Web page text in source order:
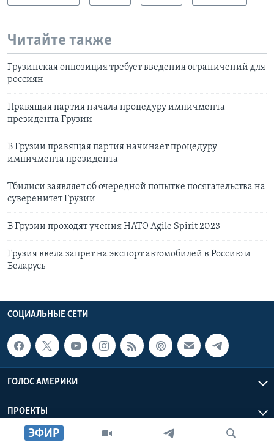
ЭФИР
Читайте также
Грузинская оппозиция требует введения ограничений для
россиян
Правящая партия начала процедуру импичмента
президента Грузии
В Грузии правящая партия начинает процедуру
импичмента президента
Тбилиси заявляет об очередной попытке посягательства на
суверенитет Грузии
В Грузии проходят учения НАТО Agile Spirit 2023
Грузия ввела запрет на экспорт автомобилей в Россию и
Беларусь
СОЦИАЛЬНЫЕ СЕТИ
ГОЛОС АМЕРИКИ
ПРОЕКТЫ